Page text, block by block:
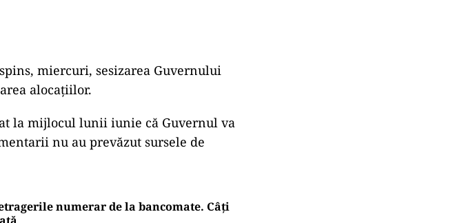
miercuri, sesizarea Guvernului
alocațiilor.
la mijlocul lunii iunie că Guvernul va
nu au prevăzut sursele de
numerar de la bancomate. Câți